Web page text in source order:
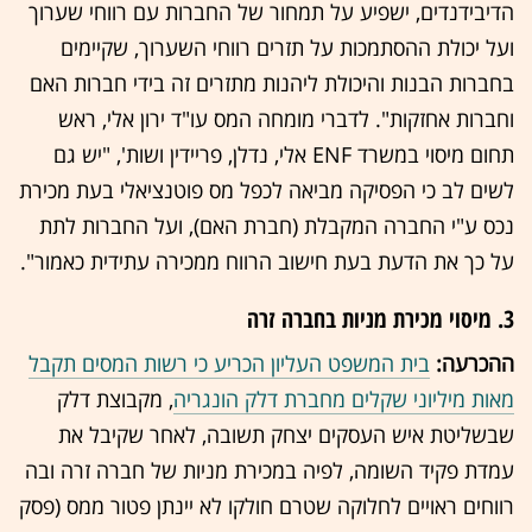
הדיבידנדים, ישפיע על תמחור של החברות עם רווחי שערוך
ועל יכולת ההסתמכות על תזרים רווחי השערוך, שקיימים
בחברות הבנות והיכולת ליהנות מתזרים זה בידי חברות האם
וחברות אחזקות". לדברי מומחה המס עו"ד ירון אלי, ראש
תחום מיסוי במשרד ENF אלי, נדלן, פריידין ושות', "יש גם
לשים לב כי הפסיקה מביאה לכפל מס פוטנציאלי בעת מכירת
נכס ע"י החברה המקבלת (חברת האם), ועל החברות לתת
על כך את הדעת בעת חישוב הרווח ממכירה עתידית כאמור".
3. מיסוי מכירת מניות בחברה זרה
ההכרעה: בית המשפט העליון הכריע כי רשות המסים תקבל
מאות מיליוני שקלים מחברת דלק הונגריה, מקבוצת דלק
שבשליטת איש העסקים יצחק תשובה, לאחר שקיבל את
עמדת פקיד השומה, לפיה במכירת מניות של חברה זרה ובה
רווחים ראויים לחלוקה שטרם חולקו לא יינתן פטור ממס (פסק